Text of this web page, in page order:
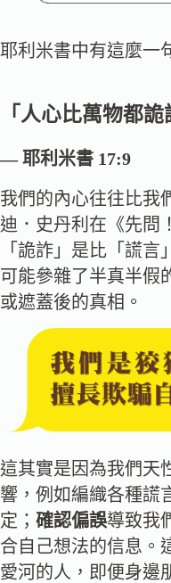
耶利米書中有這麼一
「人心比萬物都詭
— 耶利米書 17:9
我們的內心往往比我
迪．史丹利在《先問
「詭詐」是比「謊
可能參雜了半真半假
或遮蓋後的真相。
這其實是因為我們天
響，例如編織各種謊
定； 確認偏誤導致我
合自己想法的信息。
愛河的人，即便身邊